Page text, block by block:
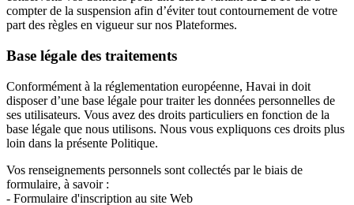
compter de la suspension afin d’éviter tout contournement de votre
part des règles en vigueur sur nos Plateformes.
Base légale des traitements
Conformément à la réglementation européenne, Havai in doit
disposer d’une base légale pour traiter les données personnelles de
ses utilisateurs. Vous avez des droits particuliers en fonction de la
base légale que nous utilisons. Nous vous expliquons ces droits plus
loin dans la présente Politique.
Vos renseignements personnels sont collectés par le biais de
formulaire, à savoir :
- Formulaire d'inscription au site Web